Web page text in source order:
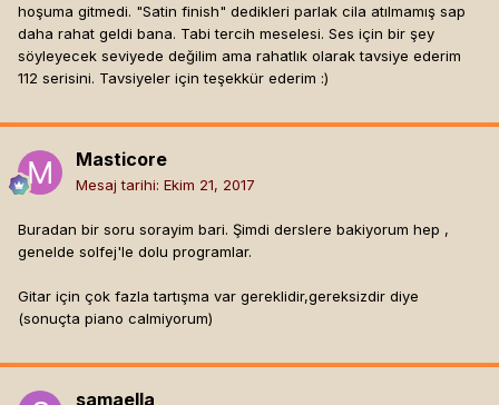
hoşuma gitmedi. "Satin finish" dedikleri parlak cila atılmamış sap
daha rahat geldi bana. Tabi tercih meselesi. Ses için bir şey
söyleyecek seviyede değilim ama rahatlık olarak tavsiye ederim
112 serisini. Tavsiyeler için teşekkür ederim :)
Masticore
Mesaj tarihi: Ekim 21, 2017
Buradan bir soru sorayim bari. Şimdi derslere bakiyorum hep ,
genelde solfej'le dolu programlar.
Gitar için çok fazla tartışma var gereklidir,gereksizdir diye
(sonuçta piano calmiyorum)
samaella